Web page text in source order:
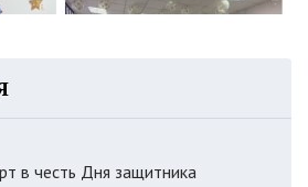
в честь Дня защитника